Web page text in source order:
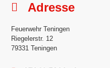
Adresse
Feuerwehr Teningen
Riegelerstr. 12
79331 Teningen